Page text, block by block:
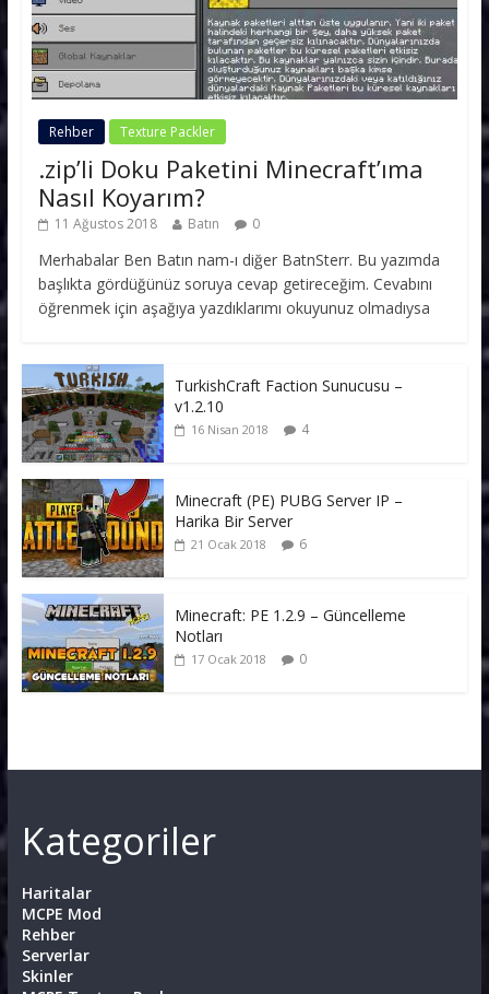
Rehber Texture Packler
.zip’li Doku Paketini Minecraft’ıma
Nasıl Koyarım?
11 Ağustos 2018 Batın 0
Merhabalar Ben Batın nam-ı diğer BatnSterr. Bu yazımda
başlıkta gördüğünüz soruya cevap getireceğim. Cevabını
öğrenmek için aşağıya yazdıklarımı okuyunuz olmadıysa
TurkishCraft Faction Sunucusu –
v1.2.10
16 Nisan 2018 4
Minecraft (PE) PUBG Server IP –
Harika Bir Server
21 Ocak 2018 6
Minecraft: PE 1.2.9 – Güncelleme
Notları
17 Ocak 2018 0
Kategoriler
Haritalar
MCPE Mod
Rehber
Serverlar
Skinler